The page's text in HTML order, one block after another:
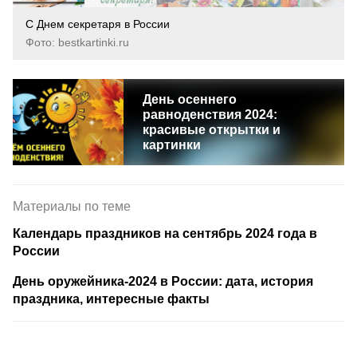
С Днем секретаря в России
Фото: bestkartinki.ru
День осеннего
равноденствия 2024:
красивые открытки и
картинки
Материалы по теме
Календарь праздников на сентябрь 2024 года в
России
День оружейника-2024 в России: дата, история
праздника, интересные факты